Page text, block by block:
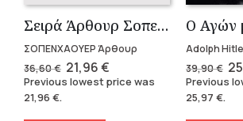
Σειρά Άρθουρ Σοπενχάουερ (3 βιβλία)
ΣΟΠΕΝΧΑΟΥΕΡ Άρθουρ
36,60€ Original
price
was:
21,96€Current
price
is:
Previous lowest price was
21,96 €.
Ο Αγών
Adolph
39,90€
Previous
25,97 €.